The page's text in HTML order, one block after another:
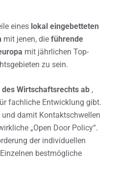
eines lokal eingebetteten
mit jenen, die führende
mit jährlichen Top-
zu sein.
Wirtschaftsrechts ab ,
fachliche Entwicklung gibt.
damit Kontaktschwellen
„Open Door Policy“.
der individuellen
bestmögliche